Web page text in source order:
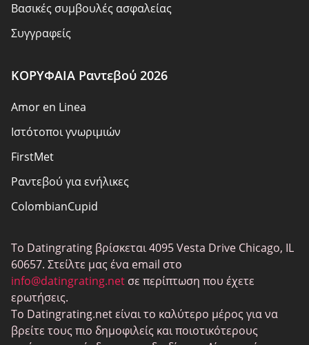
Βασικές συμβουλές ασφαλείας
Συγγραφείς
Ευθύνη
Αποκάλυψη συνεργατών
Σχετικά με εμάς
Χάρτης ιστότοπου
ΚΟΡΥΦΑΙΑ Ραντεβού 2026
Amor en Linea
Ιστότοποι γνωριμιών
FirstMet
Ραντεβού για ενήλικες
ColombianCupid
MeetMindful
BDSM Ραντεβού
BBPeopleMeet
Ιστοσελίδες Sugar Daddy
Το Datingrating βρίσκεται 4095 Vesta Drive Chicago, IL
60657. Στείλτε μας ένα email στο
info@datingrating.net σε περίπτωση που έχετε
ερωτήσεις.
Το Datingrating.net είναι το καλύτερο μέρος για να
βρείτε τους πιο δημοφιλείς και ποιοτικότερους